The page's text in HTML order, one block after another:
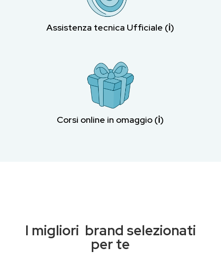
Assistenza tecnica Ufficiale (ℹ︎)
Corsi online in omaggio (ℹ︎)
I migliori brand selezionati
per te